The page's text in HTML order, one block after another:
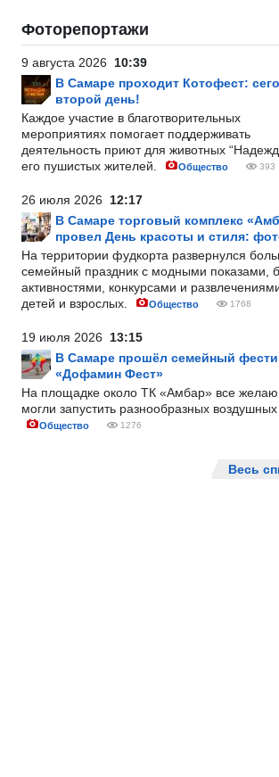
Фоторепортажи
9 августа 2026 10:39
В Самаре проходит Котофест:
второй день!
Каждое участие в благотворительных
мероприятиях помогает поддерживать
деятельность приют для животных
его пушистых жителей.
Общество 393
26 июля 2026 12:17
В Самаре торговый комплекс
провел День красоты и стиля:
На территории фудкорта развернулся
семейный праздник с модными показами,
активностями, конкурсами и
детей и взрослых.
Общество 1768
19 июля 2026 13:15
В Самаре прошёл семейный
«Дофамин Фест»
На площадке около ТК «Амбар» все
могли запустить разнообразных воздушных
Общество 1276
Весь